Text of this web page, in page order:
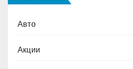
Авто
Акции